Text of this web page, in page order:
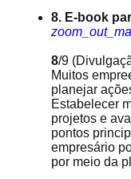
8. E-book
8/9
Muitos
planejar
Estabelecer
projetos e
pontos
empresário
por meio da